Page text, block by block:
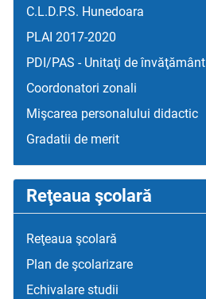
C.L.D.P.S. Hunedoara
PLAI 2017-2020
PDI/PAS - Unitaţi de învăţământ
Coordonatori zonali
Mişcarea personalului didactic
Gradatii de merit
Reţeaua şcolară
Reţeaua şcolară
Plan de şcolarizare
Echivalare studii